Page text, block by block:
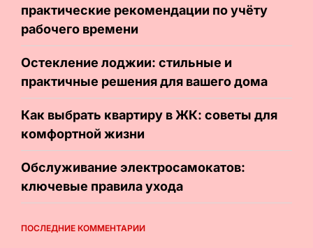
практические рекомендации по учёту
рабочего времени
Остекление лоджии: стильные и
практичные решения для вашего дома
Как выбрать квартиру в ЖК: советы для
комфортной жизни
Обслуживание электросамокатов:
ключевые правила ухода
ПОСЛЕДНИЕ КОММЕНТАРИИ